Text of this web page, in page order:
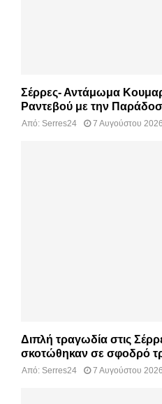
Σέρρες- Αντάμωμα
Ραντεβού με την
Από: Serres24 7 Αυγούστου 2026
Διπλή τραγωδία στις
σκοτώθηκαν σε σφοδρό
Από: Serres24 7 Αυγούστου 2026